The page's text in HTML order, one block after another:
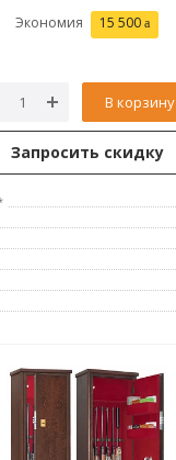
Экономия 15 500
В корзину
Запросить скидку